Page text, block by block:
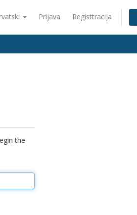
Prijava Registtracija
the